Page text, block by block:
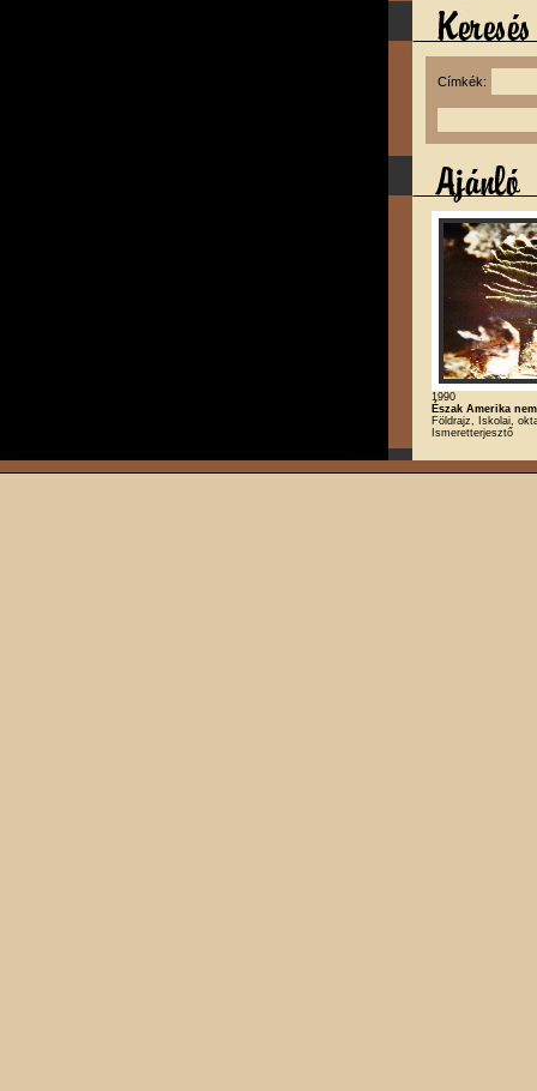
Címkék:
1990
Észak Amerika
Földrajz, Iskolai,
Ismeretterjesztő